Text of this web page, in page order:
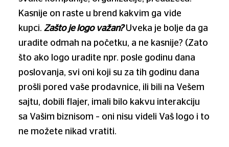
Kasnije on raste u brend kakvim ga vide
kupci. Zašto je logo važan?Uveka je bolje da ga
uradite odmah na početku, a ne kasnije? (Zato
što ako logo uradite npr. posle godinu dana
poslovanja, svi oni koji su za tih godinu dana
prošli pored vaše prodavnice, ili bili na Vešem
sajtu, dobili flajer, imali bilo kakvu interakciju
sa Vašim biznisom – oni nisu videli Vaš logo i to
ne možete nikad vratiti.